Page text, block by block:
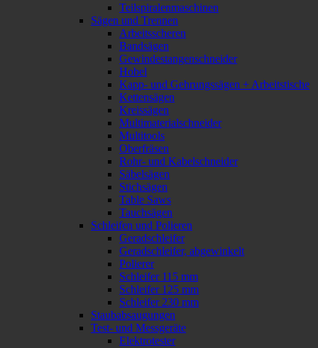
Teilspiralenmaschinen
Sägen und Trennen
Arbeitsscheren
Bandsägen
Gewindestangenschneider
Hobel
Kapp- und Gehrungssägen + Arbeitstische
Kettensägen
Kreissägen
Multimaterialschneider
Multitools
Oberfräsen
Rohr- und Kabelschneider
Säbelsägen
Stichsägen
Table Saws
Tauchsägen
Schleifen und Polieren
Geradschleifer
Geradschleifer, abgewinkelt
Polierer
Schleifer 115 mm
Schleifer 125 mm
Schleifer 230 mm
Staubabsaugungen
Test- und Messgeräte
Elektrotester